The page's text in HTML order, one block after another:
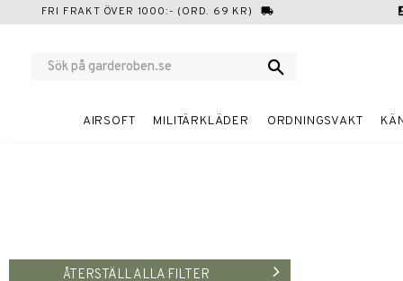
FRI FRAKT ÖVER 1000:- (ORD. 69 KR) local_shipping
AIRSOFT MILITÄRKLÄDER ORDNINGSVAKT
ÅTERSTÄLL ALLA FILTER